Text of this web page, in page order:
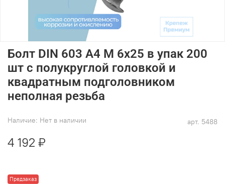
арт. 5488
Наличие: Нет в наличии
Предзаказ
Болт DIN 603 А4 M 6х25 в упак 200
шт с полукруглой головкой и
квадратным подголовником
неполная резьба
4 192 ₽